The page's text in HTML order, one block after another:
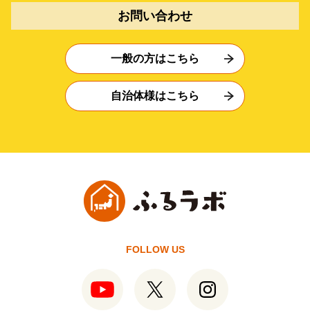
お問い合わせ
一般の方はこちら
自治体様はこちら
FOLLOW US